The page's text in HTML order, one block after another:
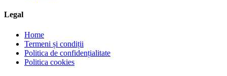
Legal
Home
Termeni și condiții
Politica de confidențialitate
Politica cookies